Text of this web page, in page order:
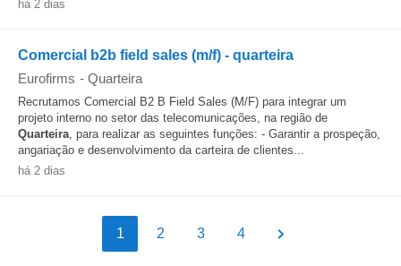
há 2 dias
Comercial b2b field sales (m/f) - quarteira
Eurofirms - Quarteira
Recrutamos Comercial B2 B Field Sales (M/F) para integrar um
projeto interno no setor das telecomunicações, na região de
Quarteira, para realizar as seguintes funções: - Garantir a prospeção,
angariação e desenvolvimento da carteira de clientes...
há 2 dias
1 2 3 4